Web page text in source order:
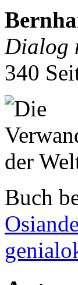
Dialog
340
Buch